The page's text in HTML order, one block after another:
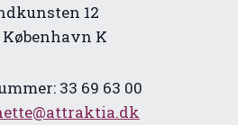
12
København K
33 69 63 00